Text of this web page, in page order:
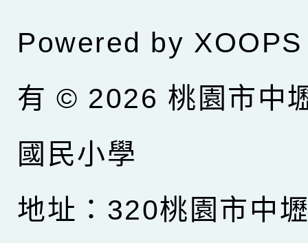
Powered by XOOPS
有 © 2026 桃園市中
國民小學
地址：320桃園市中